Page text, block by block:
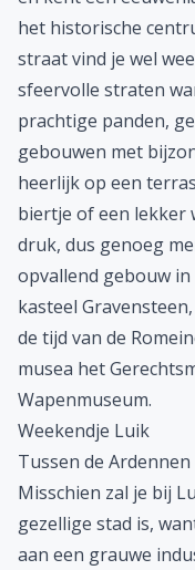
het historische
straat vind je wel
sfeervolle straten
prachtige panden,
gebouwen met
heerlijk op een
biertje of een lekker
druk, dus genoeg
opvallend gebouw
kasteel
de tijd van de
musea het
Wapenmuseum.
Weekendje Luik
Tussen de
Misschien zal je bij
gezellige stad is,
aan een grauwe